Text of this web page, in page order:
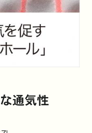
通気性